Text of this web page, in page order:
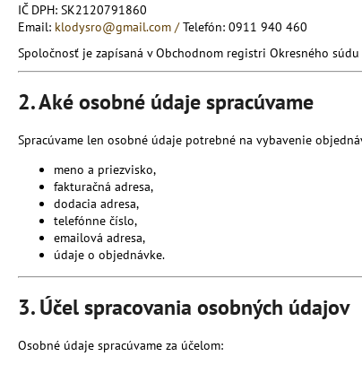
IČ DPH: SK2120791860
Email: klodysro@gmail.com /Telefón: 0911 940 460
Spoločnosť je zapísaná v Obchodnom registri Okresného
2. Aké osobné údaje spracúvame
Spracúvame len osobné údaje potrebné na vybavenie
meno a priezvisko,
fakturačná adresa,
dodacia adresa,
telefónne číslo,
emailová adresa,
údaje o objednávke.
3. Účel spracovania osobných údajov
Osobné údaje spracúvame za účelom: